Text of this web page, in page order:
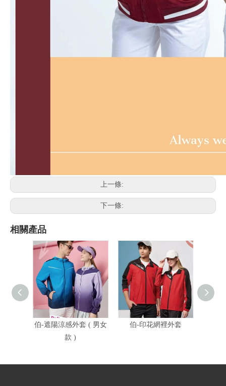
上一條:
下一條:
相關產品
伯-遮陽涼感外套 ( 男女
款 )
伯-印花網裡外套